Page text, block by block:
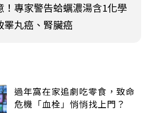
！專家警告蛤蠣濃湯含1化學
睪丸癌、腎臟癌
過年窩在家追劇吃零食，致命
危機「血栓」悄悄找上門？